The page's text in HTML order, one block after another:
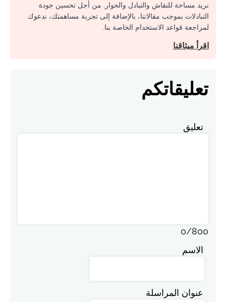
نريد مساحة للنقاش والتبادل والحوار. من أجل تحسين جودة
التبادلات بموجب مقالاتنا، بالإضافة إلى تجربة مساهمتك، ندعوك
لمراجعة قواعد الاستخدام الخاصة بنا.
اقرأ ميثاقنا
تعليقاتكم
تعليق
0/800
الاسم
عنوان المراسلة